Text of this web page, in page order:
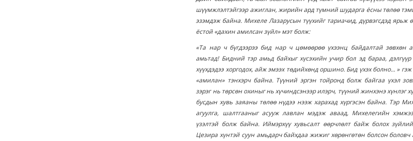
шүүмжлэлтэйгээр ажиглан, жирийн ард түмний шударга ёсны төлөө
эзэмдэж байна. Михеле Лазарусын түүхийг тариачид, дүрвэгсдэд ярьж
ёстой «дахин амилсан зүйл» мэт болж:
«Та нар ч бүгдээрээ бид нар ч цөмөөрөө үхээнц байдалтай зөвхөн
амьтад! Бидний тэр амьд байхыг хүсэхийн учир бол эд бараа,
хүүхдэдээ хоргодох, айж эмээх төдийхөнд оршино. Бид үхэх болно... »
«амилан» тэнхэрч байна. Түүний эргэн тойронд болж байгаа үхэл
зэрэг нь төрсөн охиныг нь хүчиндсэнээр илэрч, түүний жинхэнэ хүнлэг
бусдын хувь заяаны төлөө нүдээ нээж харахад хүргэсэн байна. Тэр
агуулга, шалтгааныг асууж лавлан мэдэж аваад, Михелегийн
үзэлтэй болж байна. Иймэрхүү хувьсалт өөрчлөлт байж болох
Цезира хүнтэй суун амьдарч байхдаа жижиг хөрөнгөтөн болсон боловч